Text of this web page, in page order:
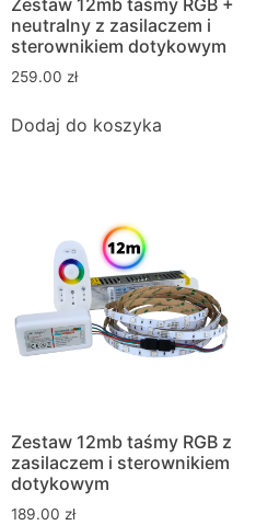
neutralny z zasilaczem i
sterownikiem dotykowym
259.00 zł
Dodaj do koszyka
Zestaw 12mb taśmy RGB z
zasilaczem i sterownikiem
dotykowym
189.00 zł